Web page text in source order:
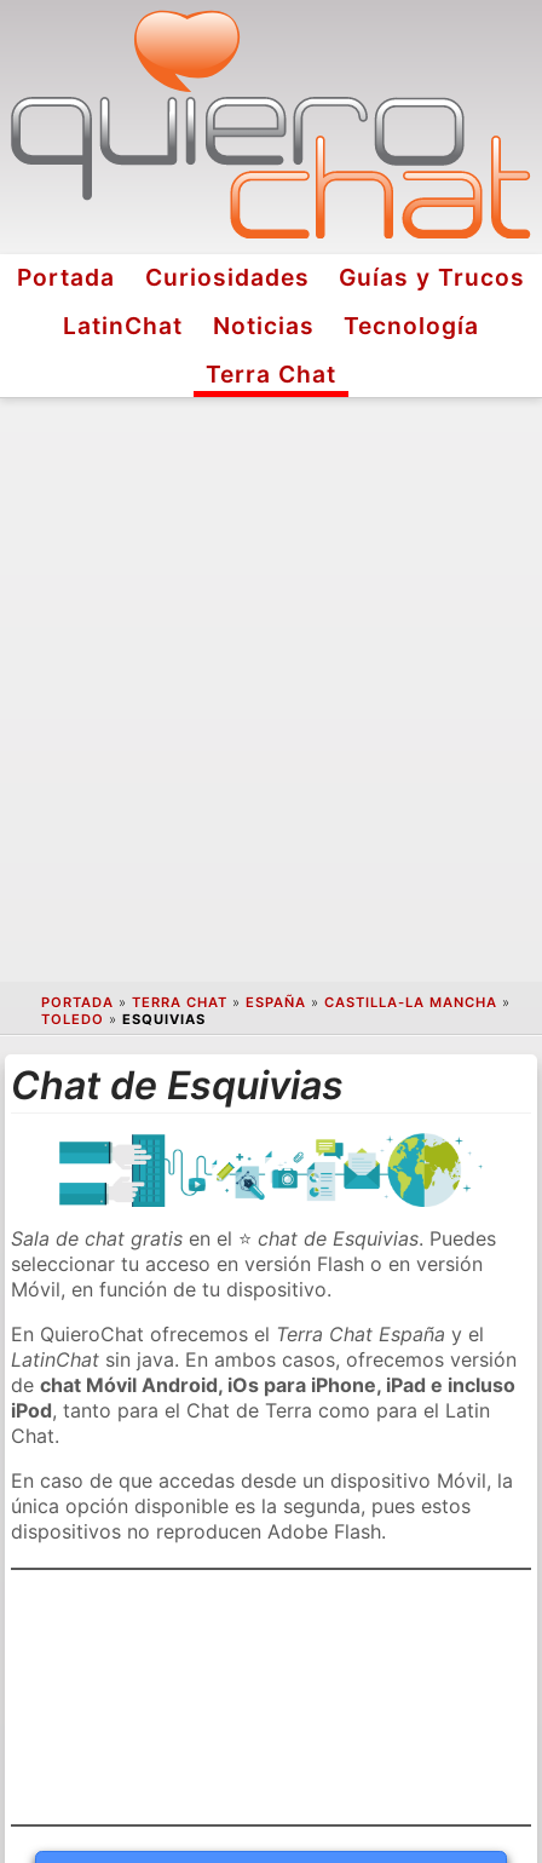
Portada Curiosidades
Guías y Trucos
LatinChat
Noticias
Tecnología
Terra Chat
PORTADA » TERRA CHAT » ESPAÑA » CASTILLA-LA MANCHA »
TOLEDO » ESQUIVIAS
Chat de Esquivias
Sala de chat gratis en el ⭐chat de Esquivias. Puedes
seleccionar tu acceso en versión Flash o en versión
Móvil, en función de tu dispositivo.
En QuieroChat ofrecemos el Terra Chat España y el
LatinChat sin java. En ambos casos, ofrecemos versión
dechat Móvil Android, iOs para iPhone, iPad e incluso
iPod, tanto para el Chat de Terra como para el Latin
Chat.
En caso de que accedas desde un dispositivo Móvil, la
única opción disponible es la segunda, pues estos
dispositivos no reproducen Adobe Flash.